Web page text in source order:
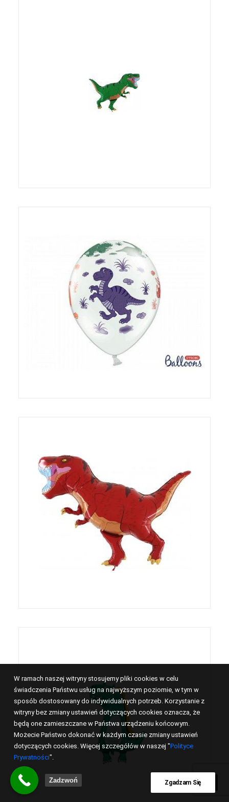
W ramach naszej witryny stosujemy pliki cookies w celu
świadczenia Państwu usług na najwyższym poziomie, w tym w
sposób dostosowany do indywidualnych potrzeb. Korzystanie z
witryny bez zmiany ustawień dotyczących cookies oznacza, że
będą one zamieszczane w Państwa urządzeniu końcowym.
Możecie Państwo dokonać w każdym czasie zmiany ustawień
dotyczących cookies. Więcej szczegółów w naszej "Polityce
Prywatności".
Zgadzam Się
Zadzwoń